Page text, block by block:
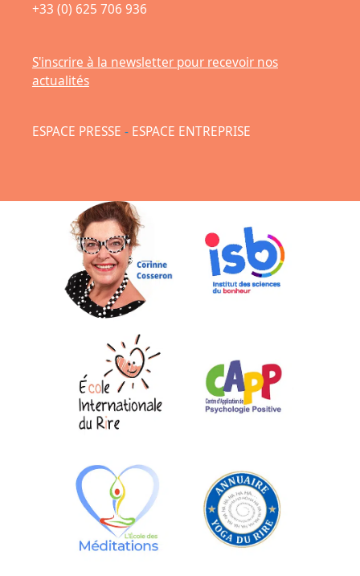
+33 (0) 625 706 936
S'inscrire à la newsletter pour recevoir nos
actualités
ESPACE PRESSE - ESPACE ENTREPRISE